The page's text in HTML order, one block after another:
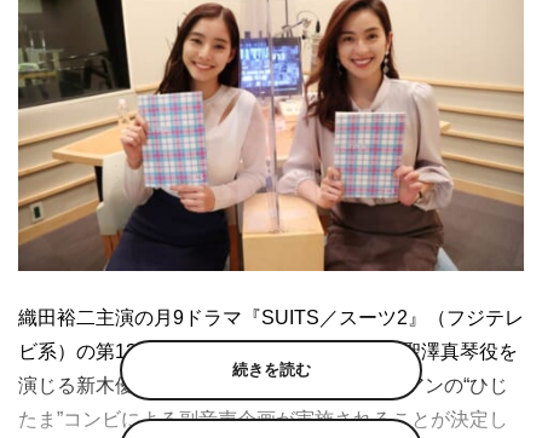
織田裕二主演の月9ドラマ『SUITS／スーツ2』（フジテレ
ビ系）の第13話（10月5日（月）放送）で、聖澤真琴役を
演じる新木優子と玉井伽耶子役を演じる中村アンの“ひじ
たま”コンビによる副音声企画が実施されることが決定し
続きを読む